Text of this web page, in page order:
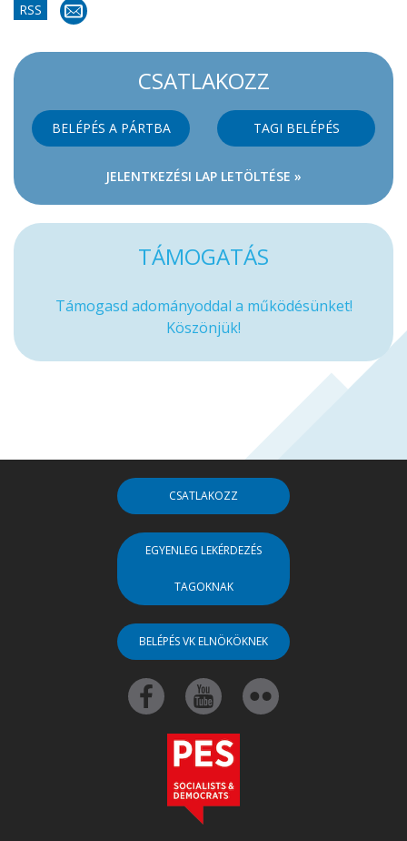
RSS
CSATLAKOZZ
BELÉPÉS A PÁRTBA TAGI BELÉPÉS
JELENTKEZÉSI LAP LETÖLTÉSE »
TÁMOGATÁS
Támogasd adományoddal a működésünket!
Köszönjük!
CSATLAKOZZ
EGYENLEG LEKÉRDEZÉS
TAGOKNAK
BELÉPÉS VK ELNÖKÖKNEK